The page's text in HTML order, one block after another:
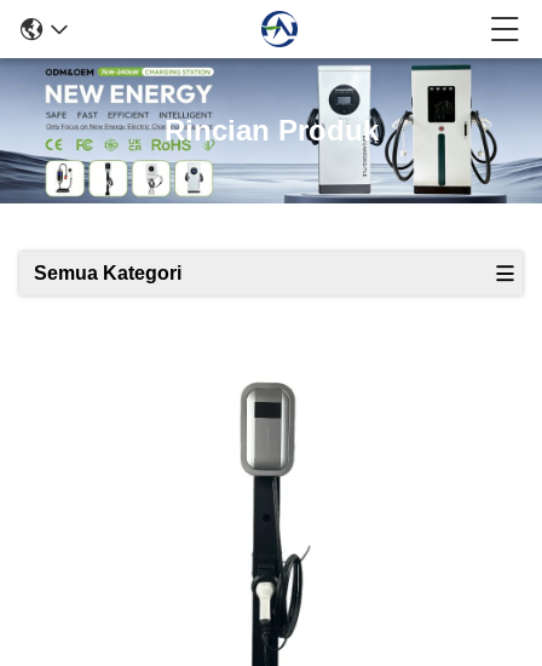
Rincian Produk
Semua Kategori